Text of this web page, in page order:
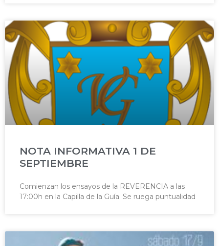
NOTA INFORMATIVA 1 DE
SEPTIEMBRE
Comienzan los ensayos de la REVERENCIA a las
17:00h en la Capilla de la Guía. Se ruega puntualidad